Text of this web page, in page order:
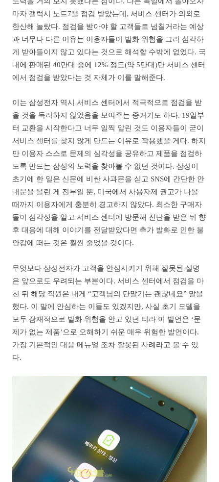
마자 갤럭시 노트7을 점검 받았는데, 서비스 센터가 의외로
한산해 놀랐다. 점검을 받아야 할 고객들로 넘칠거라는 예상
과 너무나 다른 이유는 이용자들이 발화 위험을 그리 심각하
게 받아들이지 않고 있다는 것으로 해석할 수밖에 없었다. 국
내에 판매된 40만대 중에 12% 정도(약 5만대)만 서비스 센터
에서 점검을 받았다는 것 자체가 이를 말해준다.
이는 삼성전자 역시 서비스 센터에서 적극적으로 점검을 받
을 것을 독려하지 않았음을 보여주는 증거기도 하다. 19일부
터 교환을 시작한다고 너무 일찍 알린 것도 이용자들이 굳이
서비스 센터를 찾지 않게 만드는 이유로 작용했을 게다. 하지
만 이용자 스스로 문제의 심각성을 공유하고 제품을 점검하
도록 만드는 삼성의 노력을 찾아볼 수 없던 것이다. 삼성이
초기에 한 일은 신문에 비싼 사과문을 싣고 SNS에 간단한 안
내문을 올린 게 전부일 뿐, 미국에서 사용자제 권고가 나올
때까지 이용자에게 충분히 경고하지 않았다. 최소한 구매자
들이 심각성을 알고 서비스 센터에 방문해 진단을 받은 뒤 향
후 대응에 대해 이야기를 전달받았다면 추가 발화로 인한 불
안감에 떠는 것은 훨씬 줄었을 것이다.
무엇보다 삼성전자가 고객을 안심시키기 위해 잘못된 설명
은 앞으로도 우려되는 부분이다. 서비스 센터에서 점검을 마
친 뒤 해당 직원은 내게 “고객님의 단말기는 괜찮네요” 말을
했다. 이 말에 안심하는 이들도 있겠지만, 사실 초기 모델을
모두 잠재적으로 발화 위험을 안고 있던 터라 이 발언은 ‘문
제가 없는 제품’으로 오해하기 쉬운 매우 위험한 발언이다.
가장 기본적인 대응 메뉴얼 조차 잘못된 사례라고 볼 수 있
다.